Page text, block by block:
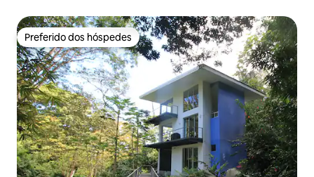
Preferido dos hóspedes
Preferido dos hóspedes